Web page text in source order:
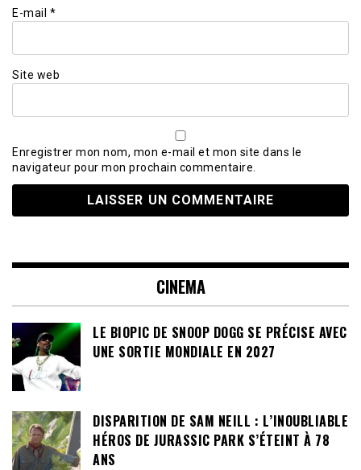
E-mail *
Site web
Enregistrer mon nom, mon e-mail et mon site dans le
navigateur pour mon prochain commentaire.
CINEMA
LE BIOPIC DE SNOOP DOGG SE PRÉCISE AVEC
UNE SORTIE MONDIALE EN 2027
DISPARITION DE SAM NEILL : L’INOUBLIABLE
HÉROS DE JURASSIC PARK S’ÉTEINT À 78
ANS